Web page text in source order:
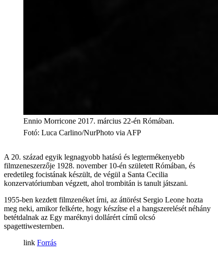
Ennio Morricone 2017. március 22-én Rómában.
Fotó: Luca Carlino/NurPhoto via AFP
A 20. század egyik legnagyobb hatású és legtermékenyebb
filmzeneszerzője 1928. november 10-én született Rómában, és
eredetileg focistának készült, de végül a Santa Cecilia
konzervatóriumban végzett, ahol trombitán is tanult játszani.
1955-ben kezdett filmzenéket írni, az áttörést Sergio Leone hozta
meg neki, amikor felkérte, hogy készítse el a hangszerelését néhány
betétdalnak az Egy maréknyi dollárért című olcsó
spagettiwesternben.
Forrás